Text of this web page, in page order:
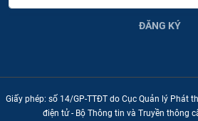
ĐĂNG KÝ
Giấy phép: số 14/GP-TTĐT do Cục Quản lý Phát
điện tử - Bộ Thông tin và Truyền thông